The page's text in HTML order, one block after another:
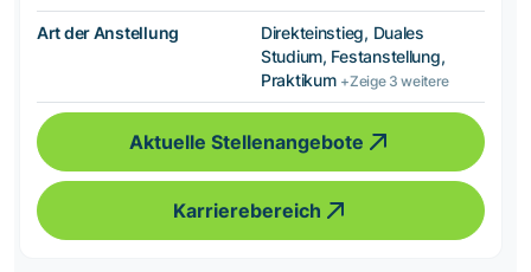
Art der Anstellung
Direkteinstieg, Duales
Studium, Festanstellung,
Praktikum +Zeige 3 weitere
Aktuelle Stellenangebote
Karrierebereich